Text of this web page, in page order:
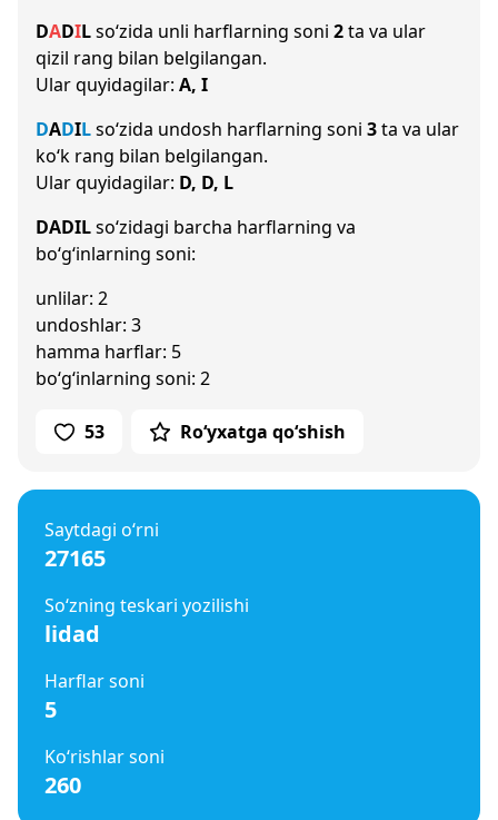
DADILso‘zida unli harflarning soni 2ta va ular
qizil rang bilan belgilangan.
Ular quyidagilar: A, I
DADILso‘zida undosh harflarning soni 3ta va ular
ko‘k rang bilan belgilangan.
Ular quyidagilar: D, D, L
DADILso‘zidagi barcha harflarning va
bo‘g‘inlarning soni:
unlilar: 2
undoshlar: 3
hamma harflar: 5
bo‘g‘inlarning soni: 2
53 Ro‘yxatga qo‘shish
Saytdagi o‘rni
27165
So‘zning teskari yozilishi
lidad
Harflar soni
5
Ko‘rishlar soni
260